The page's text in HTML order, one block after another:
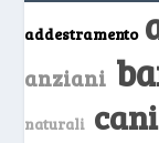
addestramento
anziani
naturali cani